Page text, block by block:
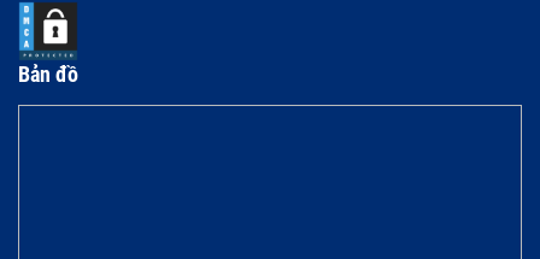
Bản đồ